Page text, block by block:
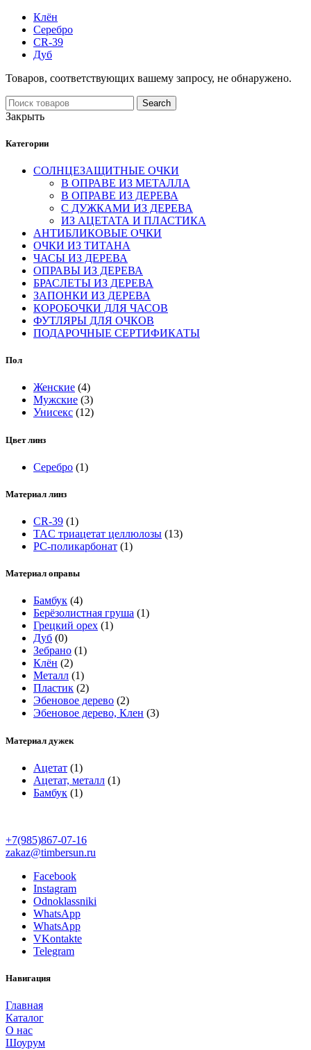
Клён
Серебро
CR-39
Дуб
Товаров, соответствующих вашему запросу, не обнаружено.
Search
for:
Search
Закрыть
Категории
СОЛНЦЕЗАЩИТНЫЕ ОЧКИ
В ОПРАВЕ ИЗ МЕТАЛЛА
В ОПРАВЕ ИЗ ДЕРЕВА
С ДУЖКАМИ ИЗ ДЕРЕВА
ИЗ АЦЕТАТА И ПЛАСТИКА
АНТИБЛИКОВЫЕ ОЧКИ
ОЧКИ ИЗ ТИТАНА
ЧАСЫ ИЗ ДЕРЕВА
ОПРАВЫ ИЗ ДЕРЕВА
БРАСЛЕТЫ ИЗ ДЕРЕВА
ЗАПОНКИ ИЗ ДЕРЕВА
КОРОБОЧКИ ДЛЯ ЧАСОВ
ФУТЛЯРЫ ДЛЯ ОЧКОВ
ПОДАРОЧНЫЕ СЕРТИФИКАТЫ
Пол
Женские (4)
Мужские (3)
Унисекс (12)
Цвет линз
Серебро (1)
Материал линз
CR-39 (1)
TAC триацетат целлюлозы (13)
РС-поликарбонат (1)
Материал оправы
Бамбук (4)
Берёзолистная груша (1)
Грецкий орех (1)
Дуб (0)
Зебрано (1)
Клён (2)
Металл (1)
Пластик (2)
Эбеновое дерево (2)
Эбеновое дерево, Клен (3)
Материал дужек
Ацетат (1)
Ацетат, металл (1)
Бамбук (1)
+7(985)867-07-16
zakaz@timbersun.ru
Facebook
Instagram
Odnoklassniki
WhatsApp
WhatsApp
VKontakte
Telegram
Навигация
Главная
Каталог
О нас
Шоурум